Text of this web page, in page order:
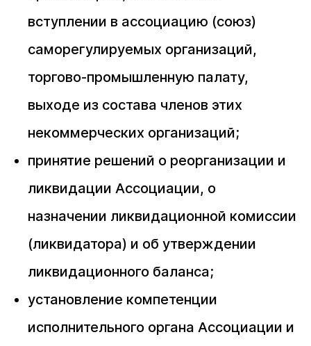
вступлении в ассоциацию (союз)
саморегулируемых организаций,
торгово-промышленную палату,
выходе из состава членов этих
некоммерческих организаций;
принятие решений о реорганизации и
ликвидации Ассоциации, о
назначении ликвидационной комиссии
(ликвидатора) и об утверждении
ликвидационного баланса;
установление компетенции
исполнительного органа Ассоциации и